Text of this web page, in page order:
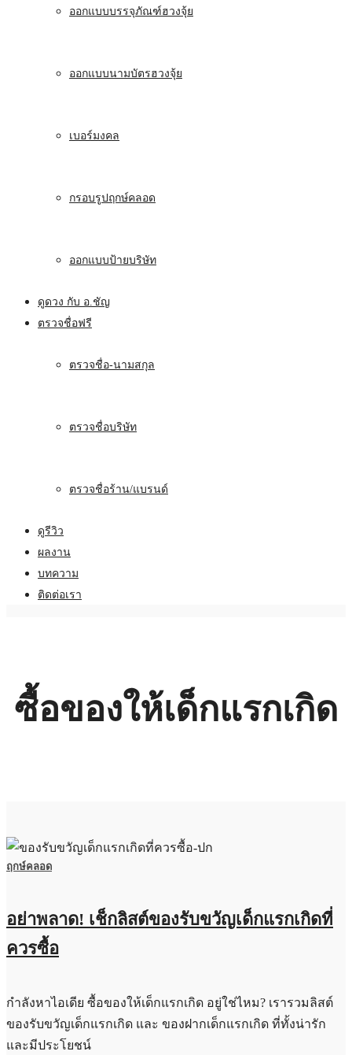
ออกแบบบรรจุภัณฑ์ฮวงจุ้ย
ออกแบบนามบัตรฮวงจุ้ย
เบอร์มงคล
กรอบรูปฤกษ์คลอด
ออกแบบป้ายบริษัท
ดูดวง กับ อ.ชัญ
ตรวจชื่อฟรี
ตรวจชื่อ-นามสกุล
ตรวจชื่อบริษัท
ตรวจชื่อร้าน/แบรนด์
ดูรีวิว
ผลงาน
บทความ
ติดต่อเรา
ซื้อของให้เด็กแรกเกิด
ฤกษ์คลอด
อย่าพลาด! เช็กลิสต์ของรับขวัญเด็กแรกเกิดที่
ควรซื้อ
กำลังหาไอเดีย ซื้อของให้เด็กแรกเกิด อยู่ใช่ไหม? เรารวมลิสต์
ของรับขวัญเด็กแรกเกิด และ ของฝากเด็กแรกเกิด ที่ทั้งน่ารัก
และมีประโยชน์